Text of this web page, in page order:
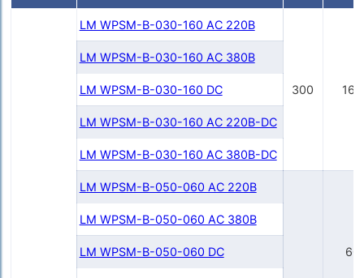
LM WPSM-B-030-160 AC 220В
300
LM WPSM-B-030-160 AC 380В
LM WPSM-B-030-160 DC
LM WPSM-B-030-160 AC 220B-DC
LM WPSM-B-030-160 AC 380B-DC
LM WPSM-B-050-060 AC 220B
LM WPSM-B-050-060 AC 380B
LM WPSM-B-050-060 DC